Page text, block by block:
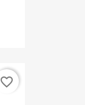
favorite_border